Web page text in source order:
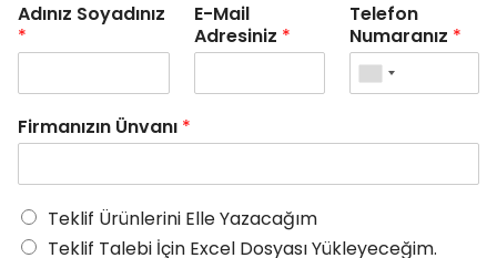
Adınız Soyadınız
*
E-Mail
Adresiniz *
Telefon
Numaranız *
Firmanızın Ünvanı *
Teklif Ürünlerini Elle Yazacağım
Teklif Talebi İçin Excel Dosyası Yükleyeceğim.